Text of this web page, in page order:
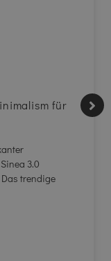
für
3.0
trendige